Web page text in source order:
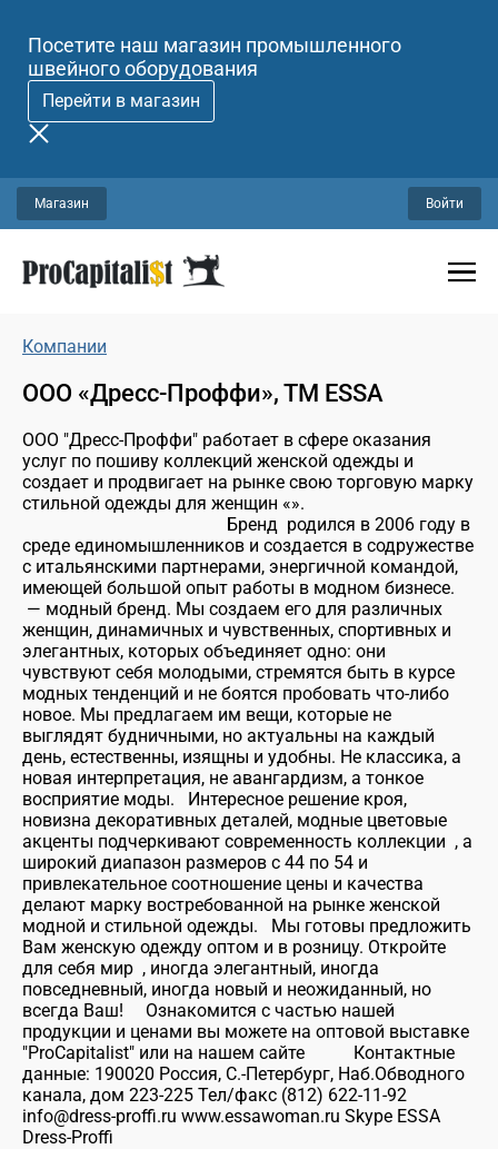
Посетите наш магазин промышленного
швейного оборудования
Перейти в магазин
Магазин Войти
Компании
ООО «Дресс-Проффи», ТМ ESSA
ООО "Дресс-Проффи" работает в сфере оказания
услуг по пошиву коллекций женской одежды и
создает и продвигает на рынке свою торговую марку
стильной одежды для женщин «».
Бренд родился в 2006 году в
среде единомышленников и создается в содружестве
с итальянскими партнерами, энергичной командой,
имеющей большой опыт работы в модном бизнесе.
— модный бренд. Мы создаем его для различных
женщин, динамичных и чувственных, спортивных и
элегантных, которых объединяет одно: они
чувствуют себя молодыми, стремятся быть в курсе
модных тенденций и не боятся пробовать что-либо
новое. Мы предлагаем им вещи, которые не
выглядят будничными, но актуальны на каждый
день, естественны, изящны и удобны. Не классика, а
новая интерпретация, не авангардизм, а тонкое
восприятие моды. Интересное решение кроя,
новизна декоративных деталей, модные цветовые
акценты подчеркивают современность коллекции , а
широкий диапазон размеров с 44 по 54 и
привлекательное соотношение цены и качества
делают марку востребованной на рынке женской
модной и стильной одежды. Мы готовы предложить
Вам женскую одежду оптом и в розницу. Откройте
для себя мир , иногда элегантный, иногда
повседневный, иногда новый и неожиданный, но
всегда Ваш! Ознакомится с частью нашей
продукции и ценами вы можете на оптовой выставке
"ProCapitalist" или на нашем сайте Контактные
данные: 190020 Россия, С.-Петербург, Наб.Обводного
канала, дом 223-225 Тел/факс (812) 622-11-92
info@dress-proffi.ru www.essawoman.ru Skype ESSA
Dress-Proffi